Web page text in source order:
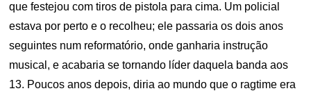
que festejou com tiros de pistola para cima. Um policial
estava por perto e o recolheu; ele passaria os dois anos
seguintes num reformatório, onde ganharia instrução
musical, e acabaria se tornando líder daquela banda aos
13. Poucos anos depois, diria ao mundo que o ragtime era